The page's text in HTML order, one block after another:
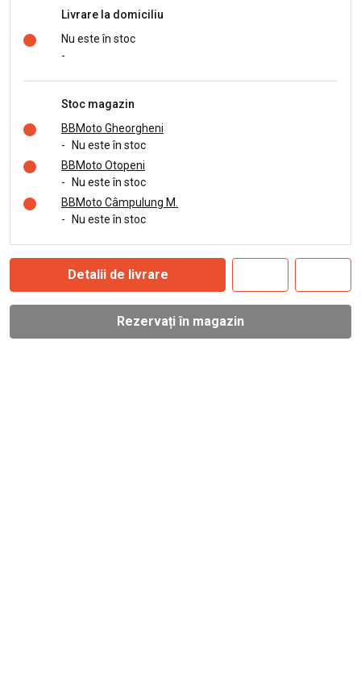
Livrare la domiciliu
Nu este în stoc
-
Stoc magazin
BBMoto Gheorgheni
-
Nu este în stoc
BBMoto Otopeni
-
Nu este în stoc
BBMoto Câmpulung M.
-
Nu este în stoc
Detalii de livrare
Rezervați în magazin